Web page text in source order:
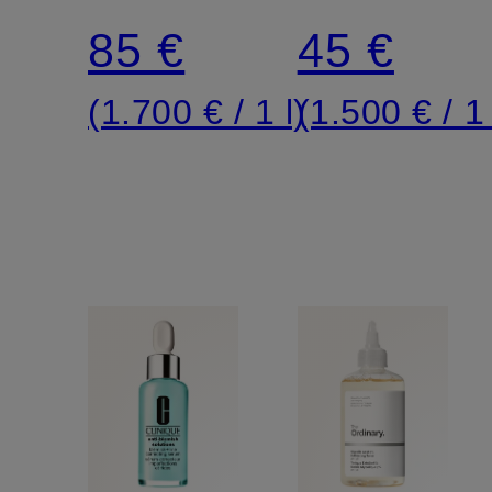
85 €
(1.700 € / 1 l)
45 €
(1.500 € /